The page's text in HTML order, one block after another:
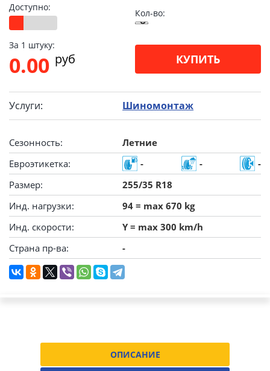
Доступно:
Кол-во:
За 1 штуку:
0.00 pуб КУПИТЬ
Услуги: Шиномонтаж
Сезонность:
Летние
Евроэтикетка:
- -
-
Размер:
255/35 R18
Инд. нагрузки:
94 = max 670 kg
Инд. скорости:
Y = max 300 km/h
Страна пр-ва:
-
ОПИСАНИЕ